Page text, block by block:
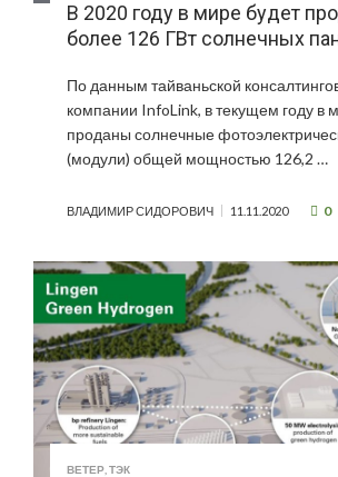
В 2020 году в мире будет
более 126 ГВт солнечных
По данным тайваньской
компании InfoLink, в текущем году в
проданы солнечные
(модули) общей мощностью 126,2 …
ВЛАДИМИР СИДОРОВИЧ 11.11.2020 0
ВЕТЕР ТЭК